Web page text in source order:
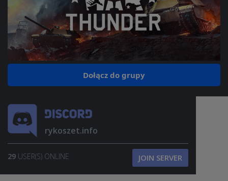
Dołącz do grupy
rykoszet.info
29 USER(S) ONLINE JOIN SERVER